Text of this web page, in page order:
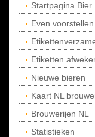
Startpagina Bier
Even voorstellen
Etiketten
Nieuwe bieren
Kaart NL
Brouwerijen NL
Statistieken